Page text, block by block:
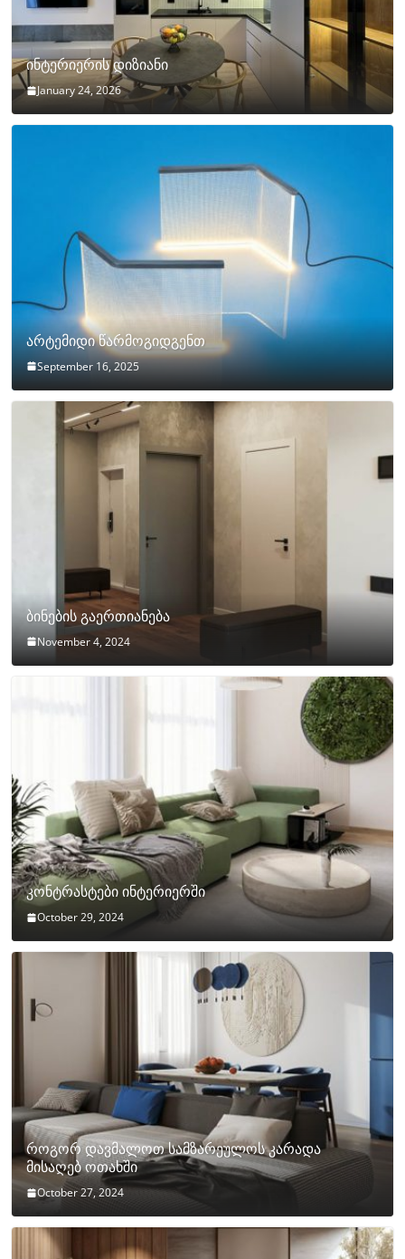
ინტერიერის დიზიანი
January 24, 2026
არტემიდი წარმოგიდგენთ
September 16, 2025
ბინების გაერთიანება
November 4, 2024
კონტრასტები ინტერიერში
October 29, 2024
როგორ დავმალოთ სამზარეულოს კარადა
მისაღებ ოთახში
October 27, 2024